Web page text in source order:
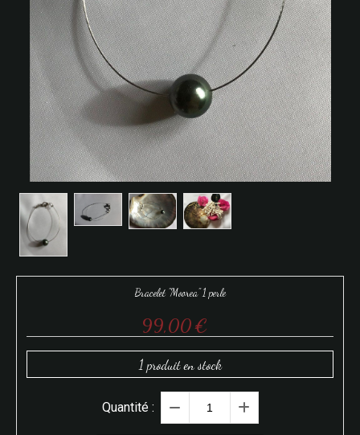
Bracelet "Moorea" 1 perle
99,00€
1 produit en stock
Quantité :